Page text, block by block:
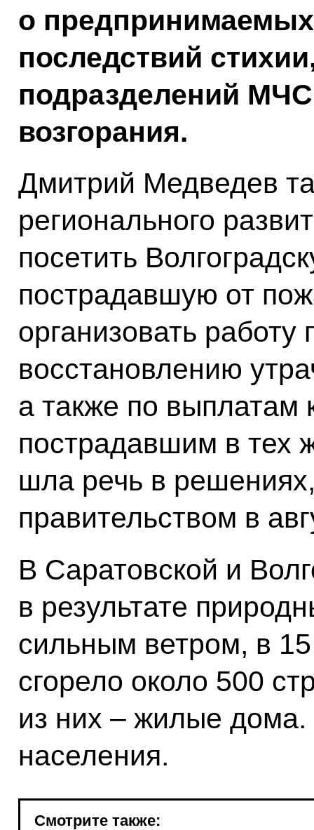
о
последствий
подразделений
возгорания.
Дмитрий Медведев
регионального
посетить
пострадавшую от
организовать
восстановлению
а также по выплатам
пострадавшим в тех
шла речь в
правительством в
В Саратовской и
в результате
сильным ветром, в
сгорело около 500
из них – жилые дома.
населения.
Смотрите также: